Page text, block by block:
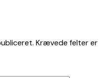
Krævede felter er